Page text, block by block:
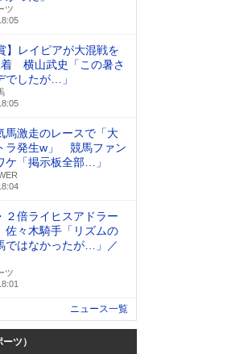
ツ
】レイピアが大混戦を
横山武史「この暑さ
でしたが…」
馬激走のレースで「大
ラ発生w」 競馬ファン
ケ「掲示板全部…」
２倍ライヒスアドラー
佐々木騎手「リズムの
ではなかったが…」／
ツ
ニュース一覧
ツ）